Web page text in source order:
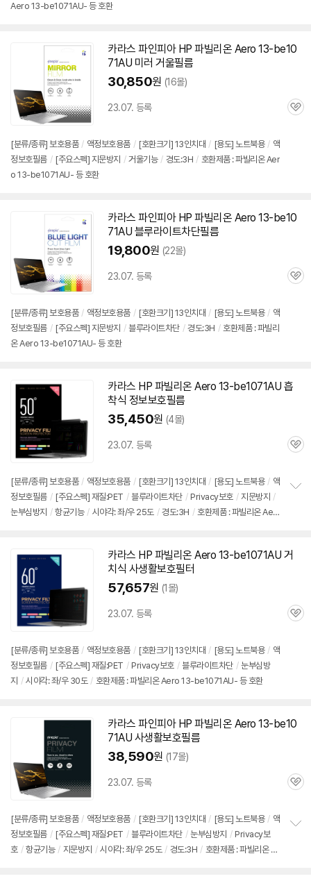
Aero 13-be1071AU- 등 호환
카라스 파인피아 HP 파빌리온 Aero 13-be10
71AU 미러 거울필름
30,850원 (16몰)
23.07. 등록
관
[분류/종류] 보호용품 / 액정보호용품 / [호환크기] 13인치대 / [용도] 노트북용 / 액
정보호필름 / [주요스펙] 지문방지 / 거울기능 / 경도:3H / 호환제품 : 파빌리온 Aer
o 13-be1071AU- 등 호환
카라스 파인피아 HP 파빌리온 Aero 13-be10
71AU 블루라이트차단필름
19,800원 (22몰)
23.07. 등록
관
[분류/종류] 보호용품 / 액정보호용품 / [호환크기] 13인치대 / [용도] 노트북용 / 액
정보호필름 / [주요스펙] 지문방지 / 블루라이트차단 / 경도:3H / 호환제품 : 파빌리
온 Aero 13-be1071AU- 등 호환
카라스 HP 파빌리온 Aero 13-be1071AU 흡
착식 정보보호필름
35,450원 (4몰)
23.07. 등록
관
[분류/종류] 보호용품 / 액정보호용품 / [호환크기] 13인치대 / [용도] 노트북용 / 액
정보호필름 / [주요스펙] 재질:PET / 블루라이트차단 / Privacy보호 / 지문방지 /
눈부심방지 / 항균기능 / 시야각: 좌/우 25도 / 경도:3H / 호환제품 : 파빌리온 Aer
카라스 HP 파빌리온 Aero 13-be1071AU 거
치식 사생활보호필터
57,657원 (1몰)
23.07. 등록
관
[분류/종류] 보호용품 / 액정보호용품 / [호환크기] 13인치대 / [용도] 노트북용 / 액
정보호필름 / [주요스펙] 재질:PET / Privacy보호 / 블루라이트차단 / 눈부심방
지 / 시야각: 좌/우 30도 / 호환제품 : 파빌리온 Aero 13-be1071AU- 등 호환
카라스 파인피아 HP 파빌리온 Aero 13-be10
71AU 사생활보호필름
38,590원 (17몰)
23.07. 등록
관
[분류/종류] 보호용품 / 액정보호용품 / [호환크기] 13인치대 / [용도] 노트북용 / 액
정보호필름 / [주요스펙] 재질:PET / 블루라이트차단 / 눈부심방지 / Privacy보
호 / 항균기능 / 지문방지 / 시야각: 좌/우 25도 / 경도:3H / 호환제품 : 파빌리온 A